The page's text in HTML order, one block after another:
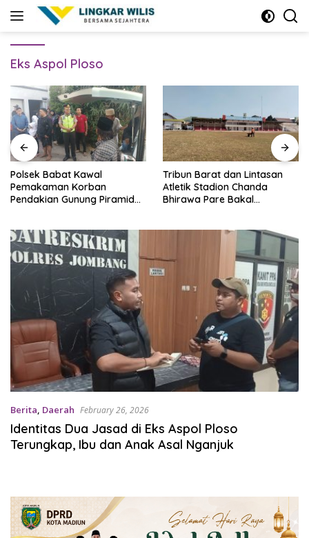
Eks Aspol Ploso
Polsek Babat Kawal
Pemakaman Korban
Pendakian Gunung Piramid
Tribun Barat dan Lintasan
Atletik Stadion Chanda
Bhirawa Pare Bakal
Berita, Daerah February 26, 2026
Identitas Dua Jasad di Eks Aspol Ploso
Terungkap, Ibu dan Anak Asal Nganjuk